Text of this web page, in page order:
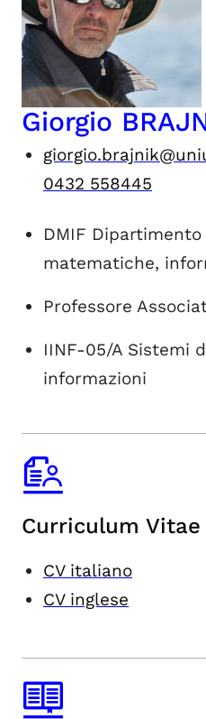
Giorgio
0432 558445
DMIF Dipartimento
matematiche,
Professore
IINF-05/A Sistemi
informazioni
Curriculum Vitae
CV italiano
CV inglese